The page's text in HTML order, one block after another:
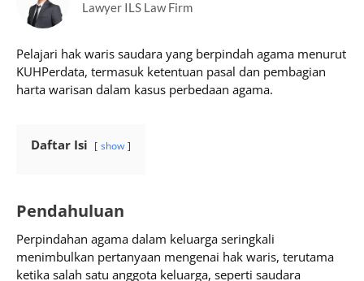
Lawyer ILS Law Firm
Pelajari hak waris saudara yang berpindah agama menurut
KUHPerdata, termasuk ketentuan pasal dan pembagian
harta warisan dalam kasus perbedaan agama.
Daftar Isi show
Pendahuluan
Perpindahan agama dalam keluarga seringkali
menimbulkan pertanyaan mengenai hak waris, terutama
ketika salah satu anggota keluarga, seperti saudara